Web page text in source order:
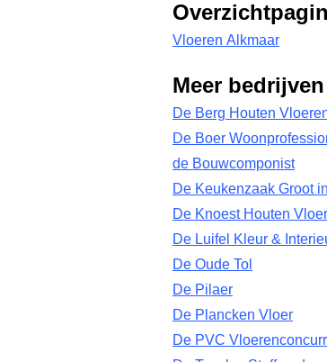
Vloeren Alkmaar
Meer
De Berg Houten
De Boer
de Bouwcomponist
De Keukenzaak Groot
De Knoest Houten
De Luifel Kleur &
De Oude Tol
De Pilaer
De Plancken Vloer
De PVC